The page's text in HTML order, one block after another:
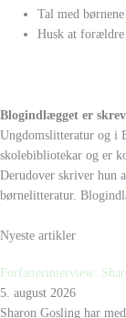
Tal med
Husk at forældre
Blogindlægget er
Ungdomslitteratur og i
skolebibliotekar og er
Derudover skriver hun
børnelitteratur.
Nyeste artikler
Forfatterinterview:
5. august 2026
Sharon Gosling har